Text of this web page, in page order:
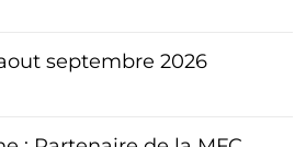
septembre 2026